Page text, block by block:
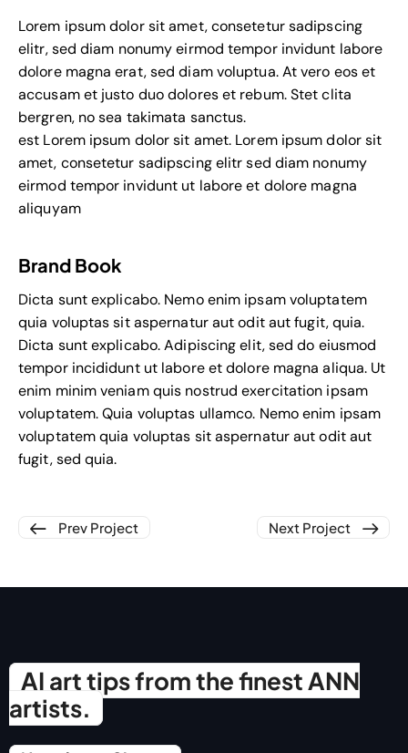
Lorem ipsum dolor sit amet, consetetur sadipscing
elitr, sed diam nonumy eirmod tempor invidunt labore
dolore magna erat, sed diam voluptua. At vero eos et
accusam et justo duo dolores et rebum. Stet clita
bergren, no sea takimata sanctus.
est Lorem ipsum dolor sit amet. Lorem ipsum dolor sit
amet, consetetur sadipscing elitr sed diam nonumy
eirmod tempor invidunt ut labore et dolore magna
aliquyam
Brand Book
Dicta sunt explicabo. Nemo enim ipsam voluptatem
quia voluptas sit aspernatur aut odit aut fugit, quia.
Dicta sunt explicabo. Adipiscing elit, sed do eiusmod
tempor incididunt ut labore et dolore magna aliqua. Ut
enim minim veniam quis nostrud exercitation ipsam
voluptatem. Quia voluptas ullamco. Nemo enim ipsam
voluptatem quia voluptas sit aspernatur aut odit aut
fugit, sed quia.
Prev Project Next Project
AI art tips from the finest ANN
artists.